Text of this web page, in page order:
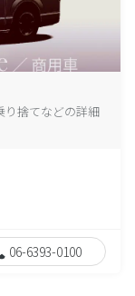
り捨てなどの詳細
06-6393-0100